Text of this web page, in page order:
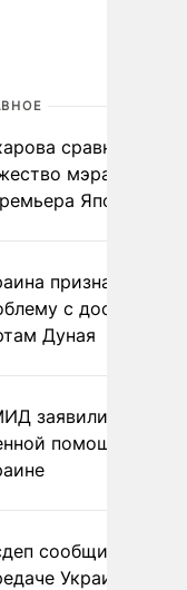
сравнила
мэра
Японии
признала
с доступом к
Дуная
заявили о
помощи
сообщил о
Украине